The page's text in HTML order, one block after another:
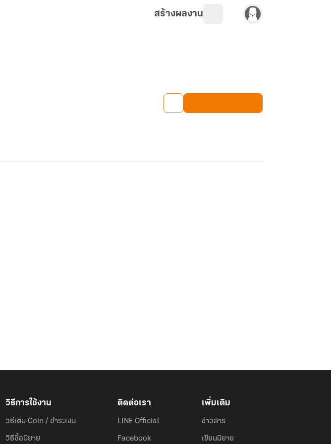
สร้างผลงาน
วิธีการใช้งาน
วิธีเติม Coin / ชำระเงิน
วิธีซื้อนิยาย
ติดต่อเรา
LINE Official
Facebook
เพิ่มเติม
ข่าวสาร
เขียนนิยาย